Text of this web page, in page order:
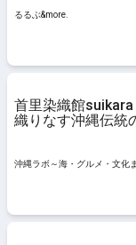
るるぶ&more.
首里染織館
織りなす沖縄伝統
沖縄ラボ～海・グルメ・文化